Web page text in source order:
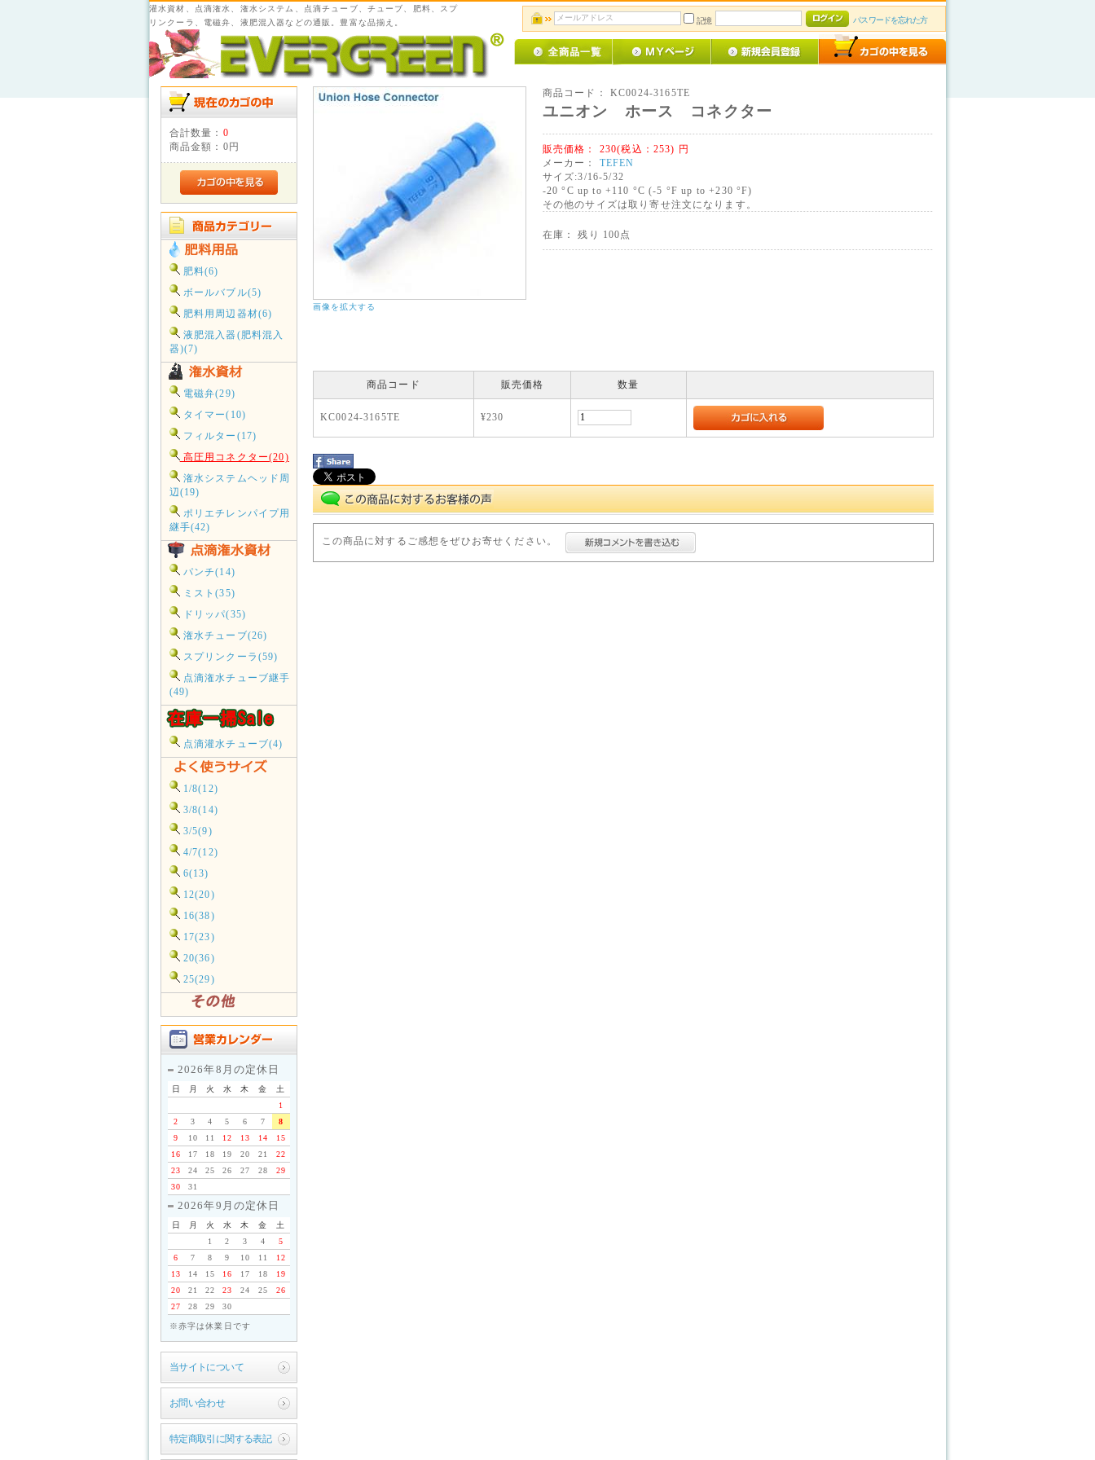
灌水資材、点滴潅水、潅水システム、点滴チューブ、チューブ、肥料、スプ
リンクーラ、電磁弁、液肥混入器などの通販。豊富な品揃え。
記憶 パスワードを忘れた方
合計数量： 0
商品金額： 0円
肥料(6)
ボールバブル(5)
肥料用周辺器材(6)
液肥混入器(肥料混入
器)(7)
電磁弁(29)
タイマー(10)
フィルター(17)
高圧用コネクター(20)
潅水システムヘッド周
辺(19)
ポリエチレンパイプ用
継手(42)
パンチ(14)
ミスト(35)
ドリッパ(35)
潅水チューブ(26)
スプリンクーラ(59)
点滴潅水チューブ継手
(49)
点滴灌水チューブ(4)
1/8(12)
3/8(14)
3/5(9)
4/7(12)
6(13)
12(20)
16(38)
17(23)
20(36)
25(29)
2026年8月の定休日
日 月 火 水 木 金
土
1
2
3 4 5 6 7
8
9
10 11 12 13 14
15
16
17 18 19 20 21
22
23
24 25 26 27 28
29
30
31
2026年9月の定休日
日 月 火 水 木 金
土
1
2 3 4
5
6
7 8 9 10 11
12
13
14 15 16 17 18
19
20
21 22 23 24 25
26
27
28 29 30
※赤字は休業日です
当サイトについて
お問い合わせ
特定商取引に関する表記
画像を拡大する
商品コード： KC0024-3165TE
ユニオン ホース コネクター
販売価格： 230(税込：253)
円
メーカー：
TEFEN
サイズ:3/16-5/32
-20 °C up to +110 °C (-5 °F up to +230 °F)
その他のサイズは取り寄せ注文になります。
在庫： 残り 100点
商品コード 販売価格 数量
KC0024-3165TE ¥230
この商品に対するご感想をぜひお寄せください。